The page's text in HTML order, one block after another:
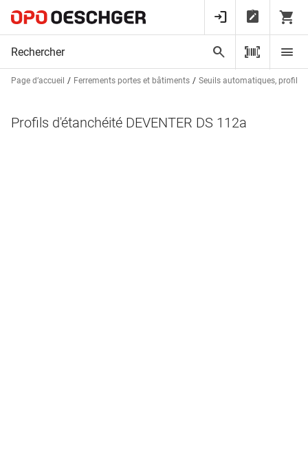
Page d’accueil Ferrements portes et bâtiments Seuils automatiques, profils
Profils d'étanchéité DEVENTER DS 112a